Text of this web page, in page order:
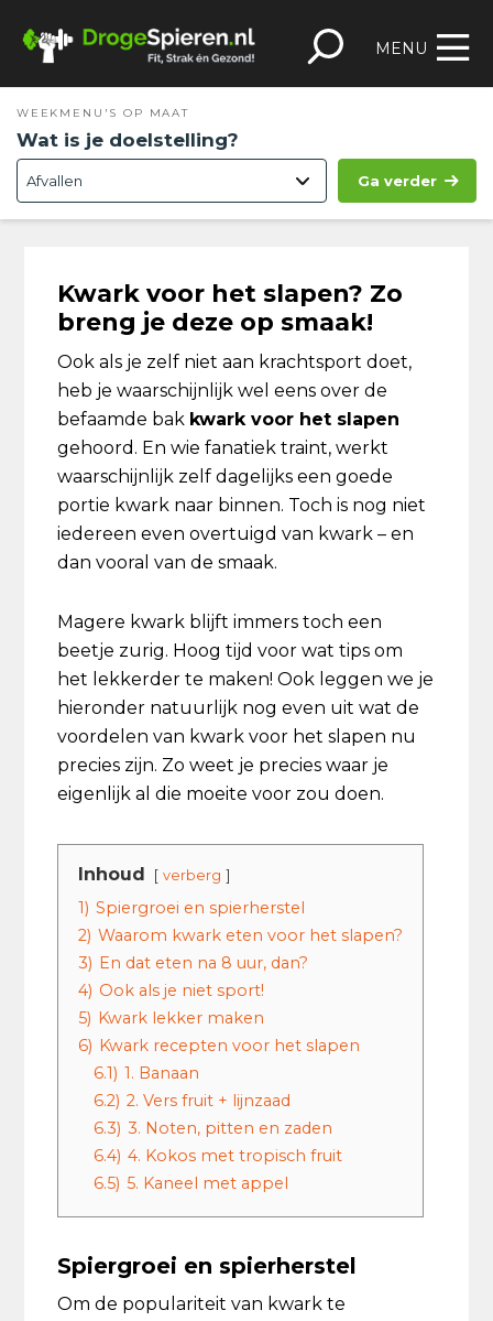
naar
naar
inhoud
naar
sidebar
footer
MENU
WEEKMENU'S OP MAAT
Wat is je doelstelling?
Ga verder
Kwark voor het slapen? Zo
breng je deze op smaak!
Ook als je zelf niet aan krachtsport doet,
heb je waarschijnlijk wel eens over de
befaamde bak kwark voor het slapen
gehoord. En wie fanatiek traint, werkt
waarschijnlijk zelf dagelijks een goede
portie kwark naar binnen. Toch is nog niet
iedereen even overtuigd van kwark – en
dan vooral van de smaak.
Magere kwark blijft immers toch een
beetje zurig. Hoog tijd voor wat tips om
het lekkerder te maken! Ook leggen we je
hieronder natuurlijk nog even uit wat de
voordelen van kwark voor het slapen nu
precies zijn. Zo weet je precies waar je
eigenlijk al die moeite voor zou doen.
Inhoud verberg
1) Spiergroei en spierherstel
2) Waarom kwark eten voor het slapen?
3) En dat eten na 8 uur, dan?
4) Ook als je niet sport!
5) Kwark lekker maken
6) Kwark recepten voor het slapen
6.1) 1. Banaan
6.2) 2. Vers fruit + lijnzaad
6.3) 3. Noten, pitten en zaden
6.4) 4. Kokos met tropisch fruit
6.5) 5. Kaneel met appel
Spiergroei en spierherstel
Om de populariteit van kwark te